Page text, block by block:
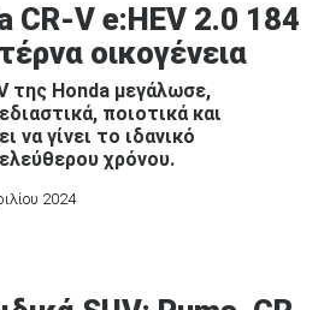
CR-V e:HEV 2.0 184
οικογένεια
της Honda μεγάλωσε,
ποιοτικά και
να γίνει το ιδανικό
χρόνου.
2024